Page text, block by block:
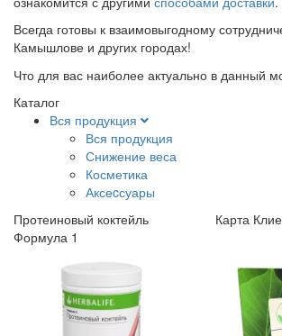
Всегда готовы к взаимовыгодному
Камышлове и других городах!
Что для вас наиболее актуально в данный
Каталог
Вся продукция
Вся продукция
Снижение веса
Косметика
Аксеcсуары
Протеиновый коктейль
Формула 1
Карта